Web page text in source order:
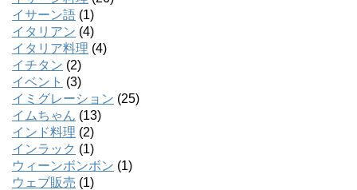
イサーン語 (1)
イタリアン (4)
イタリア料理 (4)
イチタン (2)
イベント (3)
イミグレーション (25)
イムちゃん (13)
インド料理 (2)
インラック (1)
ウィーンボンボン (1)
ウェブ販売 (1)